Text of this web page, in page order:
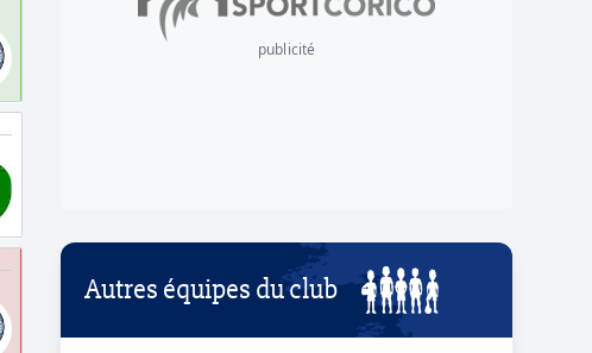
publicité
Autres équipes du club